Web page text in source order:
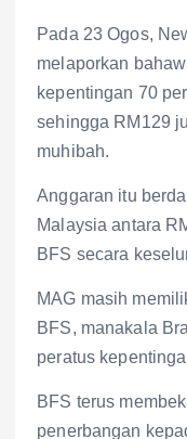
Pada 23 Ogos,
melaporkan
kepentingan 70
sehingga RM129
muhibah.
Anggaran itu
Malaysia antara
BFS secara
MAG masih
BFS, manakala
peratus
BFS terus
penerbangan